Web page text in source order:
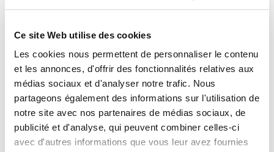
Ce site Web utilise des cookies
Les cookies nous permettent de personnaliser le contenu
et les annonces, d'offrir des fonctionnalités relatives aux
médias sociaux et d'analyser notre trafic. Nous
partageons également des informations sur l'utilisation de
notre site avec nos partenaires de médias sociaux, de
publicité et d'analyse, qui peuvent combiner celles-ci
avec d'autres informations que vous leur avez fournies
les loyers dus et non réglés ainsi qu'une
indemnité supplémentaire basée sur la
valeur du véhicule.
Le prêteur ne veut pas résilier le contrat
Sans report de la dette
Vous pouvez garder le véhicule. Le prêteur
peut vous demander une indemnité égale
à 8 % des loyers dus et non payés.